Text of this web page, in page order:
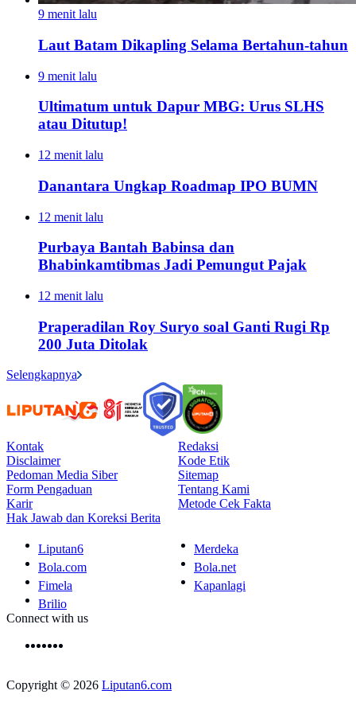
9 menit lalu
Laut Batam Dikapling Selama Bertahun-tahun
9 menit lalu
Ultimatum untuk Dapur MBG: Urus SLHS
atau Ditutup!
12 menit lalu
Danantara Ungkap Roadmap IPO BUMN
12 menit lalu
Purbaya Bantah Babinsa dan
Bhabinkamtibmas Jadi Pemungut Pajak
12 menit lalu
Praperadilan Roy Suryo soal Ganti Rugi Rp
200 Juta Ditolak
Selengkapnya
Kontak
Redaksi
Disclaimer
Kode Etik
Pedoman Media Siber
Sitemap
Form Pengaduan
Tentang Kami
Karir
Metode Cek Fakta
Hak Jawab dan Koreksi Berita
Liputan6
Merdeka
Bola.com
Bola.net
Fimela
Kapanlagi
Brilio
Connect with us
Copyright © 2026 Liputan6.com